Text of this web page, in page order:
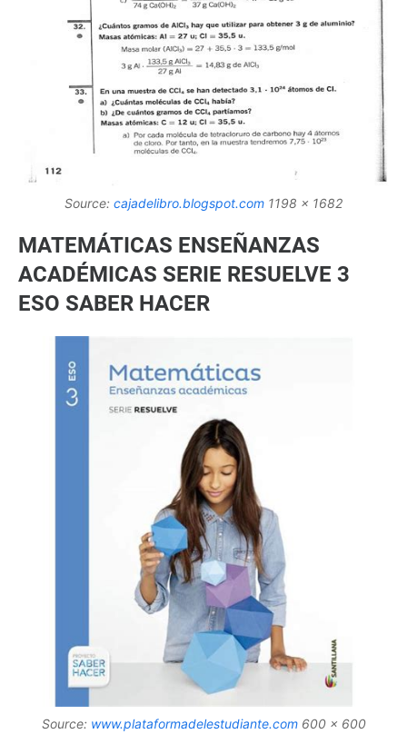
Source: cajadelibro.blogspot.com 1198 x 1682
MATEMÁTICAS ENSEÑANZAS
ACADÉMICAS SERIE RESUELVE 3
ESO SABER HACER
Source: www.plataformadelestudiante.com600 x 600